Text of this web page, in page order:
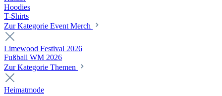
Hoodies
T-Shirts
Zur Kategorie Event Merch
Limewood Festival 2026
Fußball WM 2026
Zur Kategorie Themen
Heimatmode